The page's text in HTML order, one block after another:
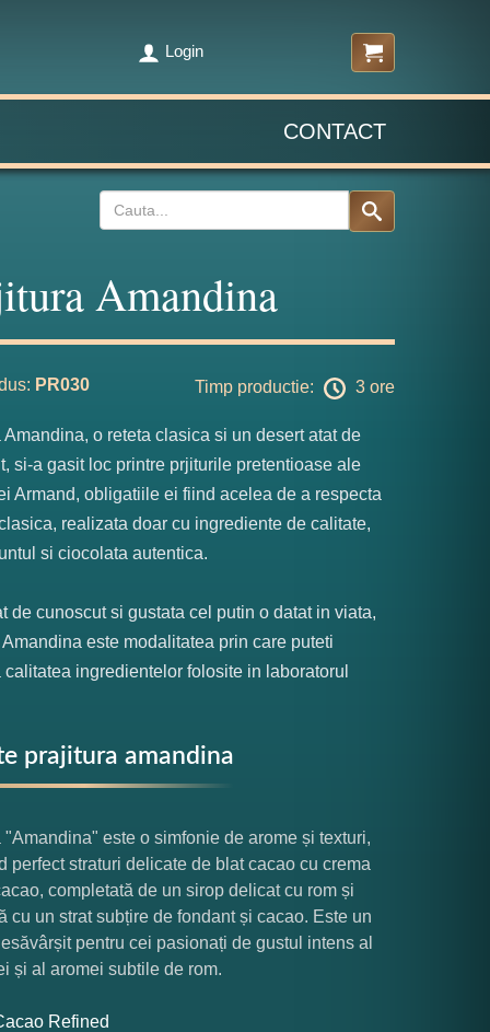
Login
CONTACT
Amandina
PR030 Timp productie: 3 ore
Amandina, o reteta clasica si un desert atat de
si-a gasit loc printre prjiturile pretentioase ale
Armand, obligatiile ei fiind acelea de a respecta
realizata doar cu ingrediente de calitate,
si ciocolata autentica.
de cunoscut si gustata cel putin o datat in viata,
este modalitatea prin care puteti
calitatea ingredientelor folosite in laboratorul
prajitura amandina
"Amandina" este o simfonie de arome și texturi,
perfect straturi delicate de blat cacao cu crema
completată de un sirop delicat cu rom și
cu un strat subțire de fondant și cacao. Este un
pentru cei pasionați de gustul intens al
și al aromei subtile de rom.
Refined